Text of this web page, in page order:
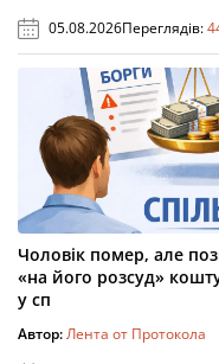
05.08.2026Переглядів:
Чоловік помер, але
«на його розсуд»
у сп
Автор:Лента от Протокола